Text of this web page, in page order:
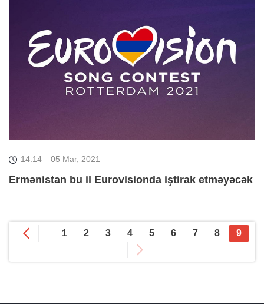
14:14 05 Mar, 2021
Ermənistan bu il Eurovisionda iştirak etməyəcək
1 2 3 4 5 6 7 8 9